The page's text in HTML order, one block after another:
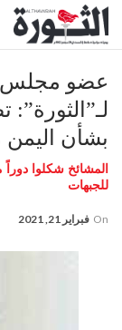
عضو مجلس
لـ”الثورة”:
بشأن
المشائخ شكلوا
للجبهات
On فبراير 21, 2021